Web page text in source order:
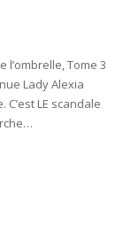
l’ombrelle, Tome 3
Lady Alexia
LE scandale